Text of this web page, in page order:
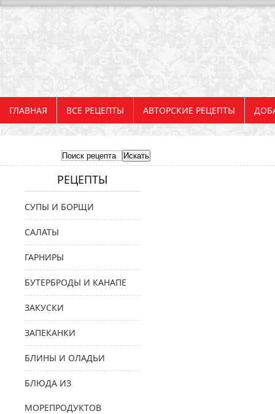
ГЛАВНАЯ ВСЕ РЕЦЕПТЫ АВТОРСКИЕ РЕЦЕПТЫ
РЕЦЕПТЫ
СУПЫ И БОРЩИ
САЛАТЫ
ГАРНИРЫ
БУТЕРБРОДЫ И КАНАПЕ
ЗАКУСКИ
ЗАПЕКАНКИ
БЛИНЫ И ОЛАДЬИ
БЛЮДА ИЗ
МОРЕПРОДУКТОВ